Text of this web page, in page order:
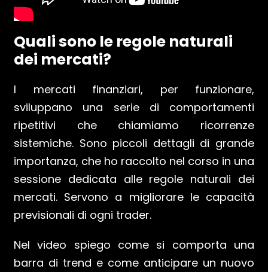
Quali sono le regole naturali
dei mercati?
I mercati finanziari, per funzionare,
sviluppano una serie di comportamenti
ripetitivi che chiamiamo ricorrenze
sistemiche. Sono piccoli dettagli di grande
importanza, che ho raccolto nel corso in una
sessione dedicata alle regole naturali dei
mercati. Servono a migliorare le capacità
previsionali di ogni trader.
Nel video spiego come si comporta una
barra di trend e come anticipare un nuovo